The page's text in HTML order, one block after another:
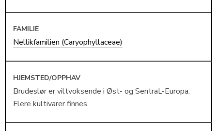
FAMILIE
Nellikfamilien (Caryophyllaceae)
HJEMSTED/OPPHAV
Brudeslør er viltvoksende i Øst- og SentraL-Europa.
Flere kultivarer finnes.